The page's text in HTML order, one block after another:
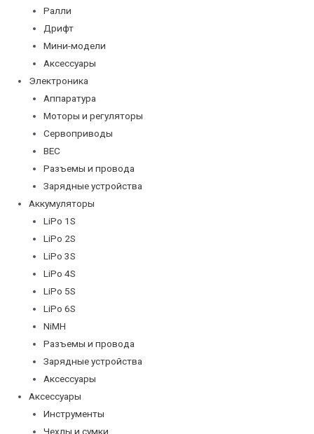
Ралли
Дрифт
Мини-модели
Аксессуары
Электроника
Аппаратура
Моторы и регуляторы
Сервоприводы
BEC
Разъемы и провода
Зарядные устройства
Аккумуляторы
LiPo 1S
LiPo 2S
LiPo 3S
LiPo 4S
LiPo 5S
LiPo 6S
NiMH
Разъемы и провода
Зарядные устройства
Аксессуары
Аксессуары
Инструменты
Чехлы и сумки